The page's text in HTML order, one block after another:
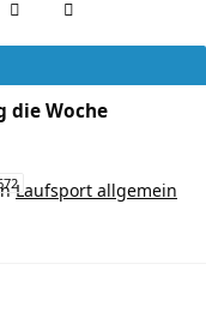
die Woche
Laufsport allgemein